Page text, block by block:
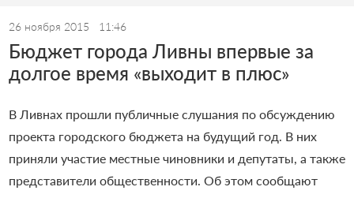
26 ноября 2015 11:46
Бюджет города Ливны впервые за
долгое время «выходит в плюс»
В Ливнах прошли публичные слушания по обсуждению
проекта городского бюджета на будущий год. В них
приняли участие местные чиновники и депутаты, а также
представители общественности. Об этом сообщают